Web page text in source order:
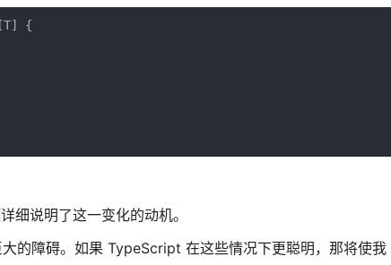
{
详细说明了这一变化的动机。
的障碍。如果 TypeScript 在这些情况下更聪明，那将使我